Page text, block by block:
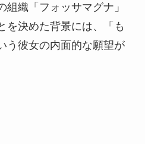
組織「フォッサマグナ」
を決めた背景には、「も
う彼女の内面的な願望が